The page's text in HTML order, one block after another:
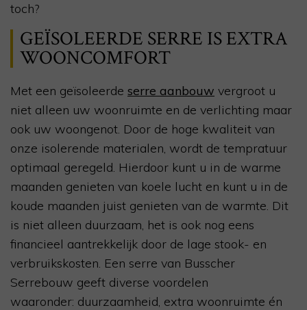
toch?
GEÏSOLEERDE SERRE IS EXTRA
WOONCOMFORT
Met een geïsoleerde serre aanbouw vergroot u
niet alleen uw woonruimte en de verlichting maar
ook uw woongenot. Door de hoge kwaliteit van
onze isolerende materialen, wordt de tempratuur
optimaal geregeld. Hierdoor kunt u in de warme
maanden genieten van koele lucht en kunt u in de
koude maanden juist genieten van de warmte. Dit
is niet alleen duurzaam, het is ook nog eens
financieel aantrekkelijk door de lage stook- en
verbruikskosten. Een serre van Busscher
Serrebouw geeft diverse voordelen
waaronder: duurzaamheid, extra woonruimte én